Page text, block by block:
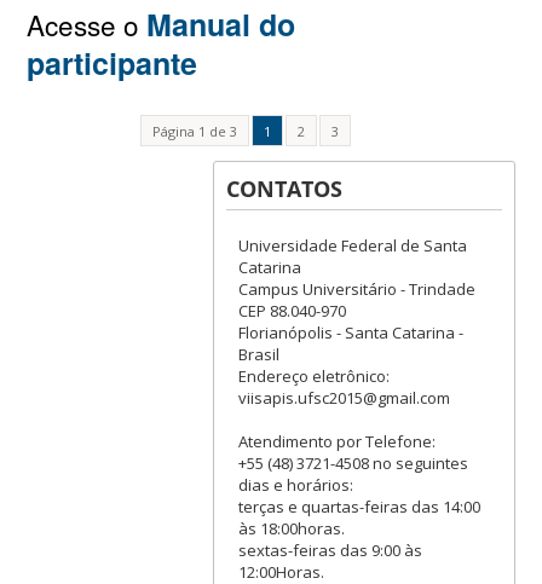
Acesse o Manual do
participante
Página 1 de 3 1 2 3
CONTATOS
Universidade Federal de Santa
Catarina
Campus Universitário - Trindade
CEP 88.040-970
Florianópolis - Santa Catarina -
Brasil
Endereço eletrônico:
viisapis.ufsc2015@gmail.com
Atendimento por Telefone:
+55 (48) 3721-4508 no seguintes
dias e horários:
terças e quartas-feiras das 14:00
às 18:00horas.
sextas-feiras das 9:00 às
12:00Horas.